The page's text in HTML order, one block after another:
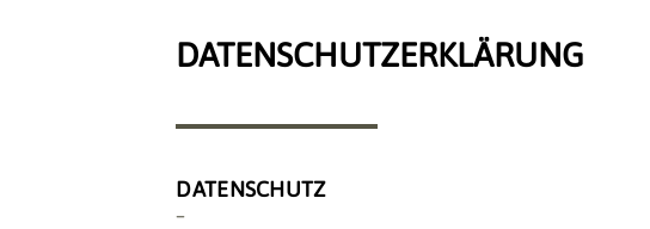
DATENSCHUTZERKLÄRUNG
DATENSCHUTZ
–